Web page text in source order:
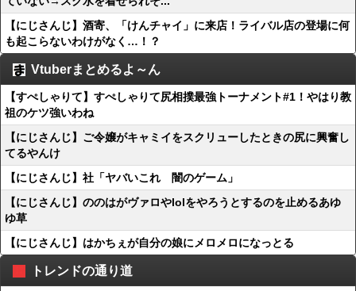
【にじさんじ】酒寄、「けんチャイ」に来店！ライバル店の登場に何
も起こらないわけがなく…！？
Vtuberまとめるよ～ん
【すぺしゃりて】すぺしゃりて尻相撲最強トーナメント#1！やはり教
祖のケツ強いわね
【にじさんじ】ご令嬢がキャミイをスクリューしたときの尻に興奮し
てるやんけ
【にじさんじ】社「ヤバいこれ 闇のゲーム」
【にじさんじ】ののはがヴァロやlolをやろうとするのを止めるあゆ
ゆ草
【にじさんじ】はかちぇが自分の娘にメロメロになっとる
トレンドの通り道